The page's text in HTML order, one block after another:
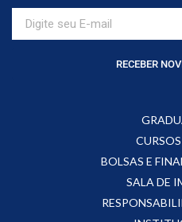
RECEBER
BOLSAS E
SALA DE